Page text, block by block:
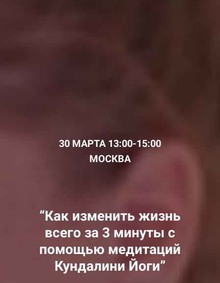
30 МАРТА 13:00-15:00
МОСКВА
“Как изменить жизнь
всего за 3 минуты с
помощью медитаций
Кундалини Йоги”